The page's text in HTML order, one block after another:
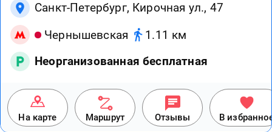
Санкт-Петербург, Кирочная ул., 47
Чернышевская
1.11 км
Неорганизованная бесплатная
На карте Маршрут Отзывы В